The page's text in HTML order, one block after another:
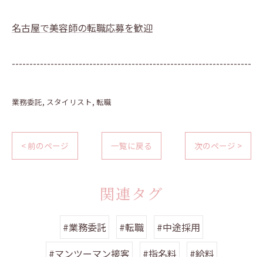
名古屋で美容師の転職応募を歓迎
--------------------------------------------------------------------
業務委託 スタイリスト 転職
< 前のページ 一覧に戻る 次のページ >
関連タグ
#業務委託 #転職
#中途採用
#マンツーマン接客
#指名料 #給料